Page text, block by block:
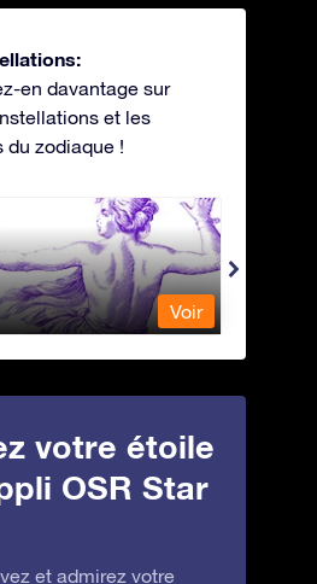
en davantage sur
et les
du zodiaque !
- Andromède
Voir
votre étoile
OSR Star
et admirez votre